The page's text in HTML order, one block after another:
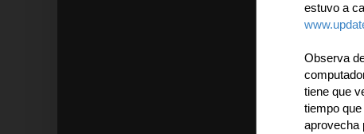
estuvo a
Observa
tiene que
tiempo
aprovecha